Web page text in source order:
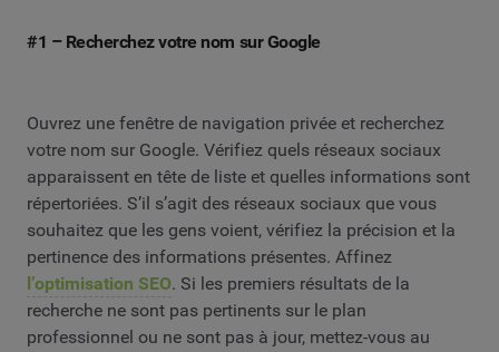
#1 – Recherchez votre nom sur Google
Ouvrez une fenêtre de navigation privée et recherchez
votre nom sur Google. Vérifiez quels réseaux sociaux
apparaissent en tête de liste et quelles informations sont
répertoriées. S’il s’agit des réseaux sociaux que vous
souhaitez que les gens voient, vérifiez la précision et la
pertinence des informations présentes. Affinez
l’optimisation SEO. Si les premiers résultats de la
recherche ne sont pas pertinents sur le plan
professionnel ou ne sont pas à jour, mettez-vous au